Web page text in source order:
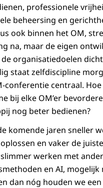
professionele
beheersing en
ook binnen het OM,
na, maar de eigen
organisatiedoelen
staat zelfdiscipline
conferentie centraal.
bij elke OM’er
nog beter bedienen?
komende jaren sneller
en vaker de
werken met
en AI, mogelijk
dan nóg houden we